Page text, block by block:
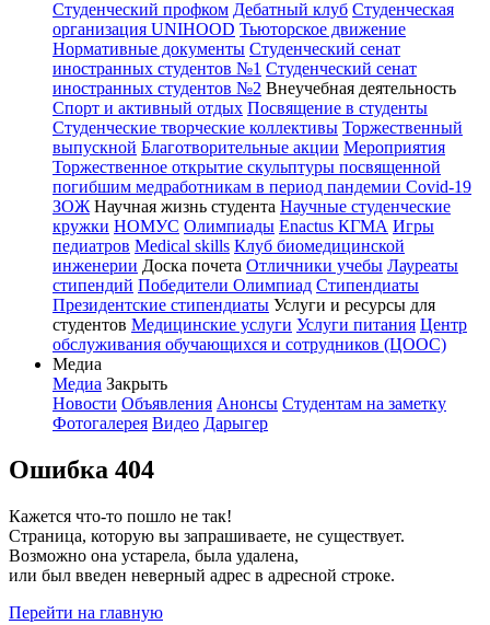
Студенческий профком Дебатный клуб Студенческая
организация UNIHOOD Тьюторское движение
Нормативные документы Студенческий сенат
иностранных студентов №1 Студенческий сенат
иностранных студентов №2 Внеучебная деятельность
Спорт и активный отдых Посвящение в студенты
Студенческие творческие коллективы Торжественный
выпускной Благотворительные акции Мероприятия
Торжественное открытие скульптуры посвященной
погибшим медработникам в период пандемии Covid-19
ЗОЖ Научная жизнь студента Научные студенческие
кружки НОМУС Олимпиады Enactus КГМА Игры
педиатров Medical skills Клуб биомедицинской
инженерии Доска почета Отличники учебы Лауреаты
стипендий Победители Олимпиад Стипендиаты
Президентские стипендиаты Услуги и ресурсы для
студентов Медицинские услуги Услуги питания Центр
обслуживания обучающихся и сотрудников (ЦООС)
Медиа
Медиа Закрыть
Новости Объявления Анонсы Студентам на заметку
Фотогалерея Видео Дарыгер
Ошибка 404
Кажется что-то пошло не так!
Страница, которую вы запрашиваете, не существует.
Возможно она устарела, была удалена,
или был введен неверный адрес в адресной строке.
Перейти на главную